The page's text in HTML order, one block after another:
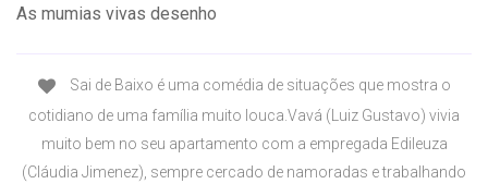
As mumias vivas desenho
Sai de Baixo é uma comédia de situações que mostra o
cotidiano de uma família muito louca.Vavá (Luiz Gustavo) vivia
muito bem no seu apartamento com a empregada Edileuza
(Cláudia Jimenez), sempre cercado de namoradas e trabalhando